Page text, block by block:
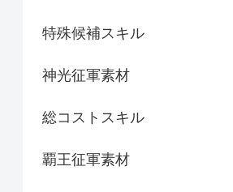
特殊候補スキル
神光征軍素材
総コストスキル
覇王征軍素材